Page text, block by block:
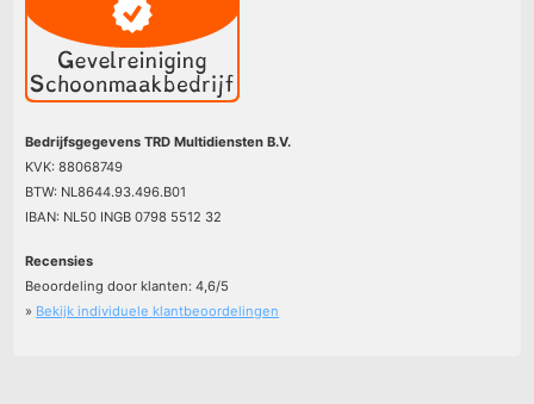
Bedrijfsgegevens TRD Multidiensten B.V.
KVK: 88068749
BTW: NL8644.93.496.B01
IBAN: NL50 INGB 0798 5512 32
Recensies
Beoordeling door klanten:4,6/5
» Bekijk individuele klantbeoordelingen